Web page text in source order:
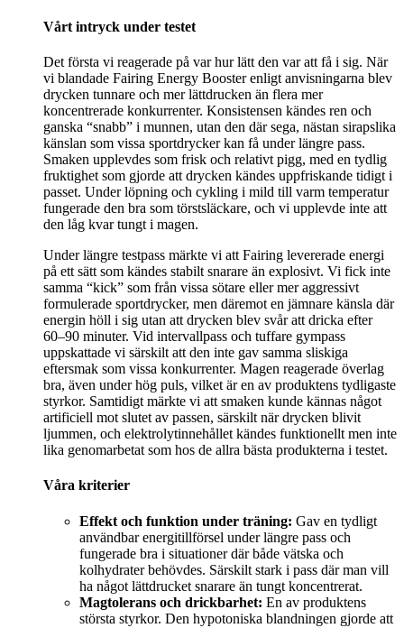
Vårt intryck under testet
Det första vi reagerade på var hur lätt den var att få i sig. När
vi blandade Fairing Energy Booster enligt anvisningarna blev
drycken tunnare och mer lättdrucken än flera mer
koncentrerade konkurrenter. Konsistensen kändes ren och
ganska “snabb” i munnen, utan den där sega, nästan sirapslika
känslan som vissa sportdrycker kan få under längre pass.
Smaken upplevdes som frisk och relativt pigg, med en tydlig
fruktighet som gjorde att drycken kändes uppfriskande tidigt i
passet. Under löpning och cykling i mild till varm temperatur
fungerade den bra som törstsläckare, och vi upplevde inte att
den låg kvar tungt i magen.
Under längre testpass märkte vi att Fairing levererade energi
på ett sätt som kändes stabilt snarare än explosivt. Vi fick inte
samma “kick” som från vissa sötare eller mer aggressivt
formulerade sportdrycker, men däremot en jämnare känsla där
energin höll i sig utan att drycken blev svår att dricka efter
60–90 minuter. Vid intervallpass och tuffare gympass
uppskattade vi särskilt att den inte gav samma sliskiga
eftersmak som vissa konkurrenter. Magen reagerade överlag
bra, även under hög puls, vilket är en av produktens tydligaste
styrkor. Samtidigt märkte vi att smaken kunde kännas något
artificiell mot slutet av passen, särskilt när drycken blivit
ljummen, och elektrolytinnehållet kändes funktionellt men inte
lika genomarbetat som hos de allra bästa produkterna i testet.
Våra kriterier
Effekt och funktion under träning: Gav en tydligt
användbar energitillförsel under längre pass och
fungerade bra i situationer där både vätska och
kolhydrater behövdes. Särskilt stark i pass där man vill
ha något lättdrucket snarare än tungt koncentrerat.
Magtolerans och drickbarhet: En av produktens
största styrkor. Den hypotoniska blandningen gjorde att